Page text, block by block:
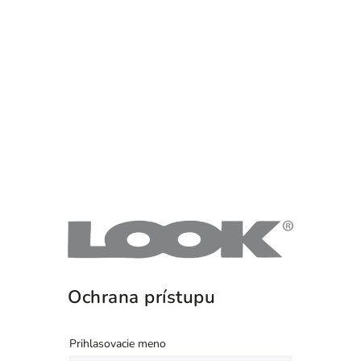
Ochrana prístupu
Prihlasovacie meno